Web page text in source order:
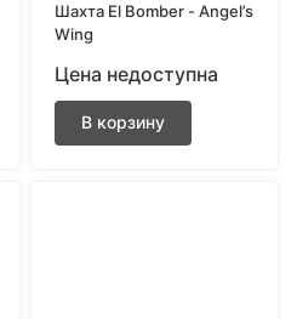
Шахта El Bomber - Angel’s
Wing
Цена недоступна
В корзину